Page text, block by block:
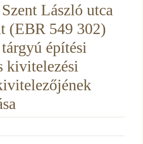
László utca
(EBR 549 302)
építési
kivitelezési